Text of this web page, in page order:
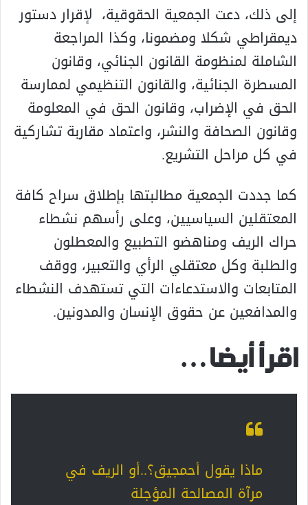
إلى ذلك، دعت الجمعية الحقوقية، لإقرار دستور
ديمقراطي شكلا ومضمونا، وكذا المراجعة
الشاملة لمنظومة القانون الجنائي، وقانون
المسطرة الجنائية، والقانون التنظيمي لممارسة
الحق في الإضراب، وقانون الحق في المعلومة
وقانون الصحافة والنشر، واعتماد مقاربة تشاركية
في كل مراحل التشريع.
كما جددت الجمعية مطالبتها بإطلاق سراح كافة
المعتقلين السياسيين، وعلى رأسهم نشطاء
حراك الريف ومناهضو التطبيع والمعطلون
والطلبة وكل معتقلي الرأي والتعبير، ووقف
المتابعات والاستدعاءات التي تستهدف النشطاء
والمدافعين عن حقوق الإنسان والمدونين.
اقرأ أيضا…
ماذا يقول أحمجيق؟..أو الريف في
مرآة المصالحة المؤجلة